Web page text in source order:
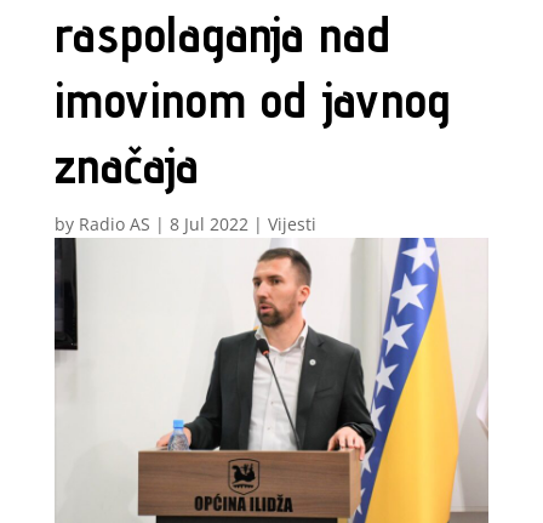
raspolaganja nad
imovinom od javnog
značaja
by Radio AS | 8 Jul 2022 | Vijesti